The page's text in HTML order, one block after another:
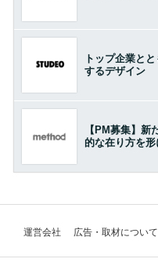
トップ企業と
するデザイン
【PM募集】新
的な在り方を
運営会社 広告・取材について